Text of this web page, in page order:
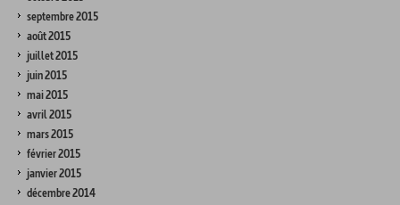
septembre 2015
août 2015
juillet 2015
juin 2015
mai 2015
avril 2015
mars 2015
février 2015
janvier 2015
décembre 2014